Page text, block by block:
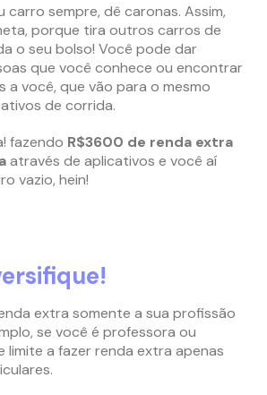
carro sempre, dê caronas. Assim,
porque tira outros carros de
o seu bolso! Você pode dar
que você conhece ou encontrar
a você, que vão para o mesmo
de corrida.
fazendo R$3600 de renda extra
através de aplicativos e você aí
vazio, hein!
extra somente a sua profissão
se você é professora ou
limite a fazer renda extra apenas